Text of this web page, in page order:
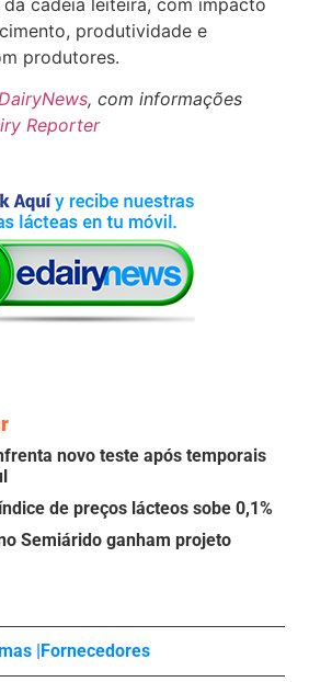
cadeia leiteira, com impacto
produtividade e
produtores.
, com informações
Reporter
novo teste após temporais
de preços lácteos sobe 0,1%
Semiárido ganham projeto
|Fornecedores